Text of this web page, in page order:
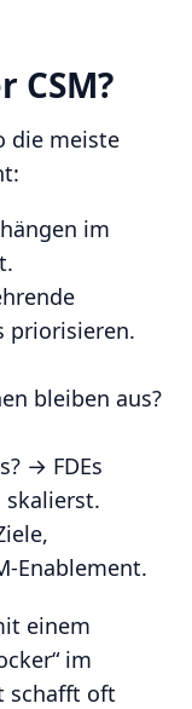
CSM?
die meiste
im
priorisieren.
bleiben aus?
→ FDEs
skalierst.
einem
im
schafft oft